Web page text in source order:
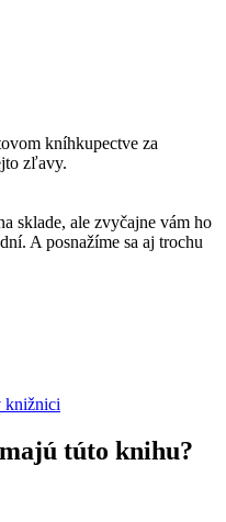
kníhkupectve za
zľavy.
sklade, ale zvyčajne vám ho
A posnažíme sa aj trochu
knižnici
túto knihu?